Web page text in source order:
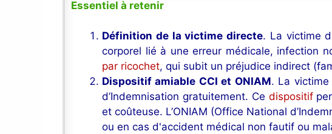
Essentiel à retenir
Définition de la victime directe. La victime
corporel lié à une erreur médicale, infection
par ricochet, qui subit un préjudice indirect
Dispositif amiable CCI et ONIAM. La
d’Indemnisation gratuitement. Ce dispositif
et coûteuse. L’ONIAM (Office National
ou en cas d'accident médical non fautif ou